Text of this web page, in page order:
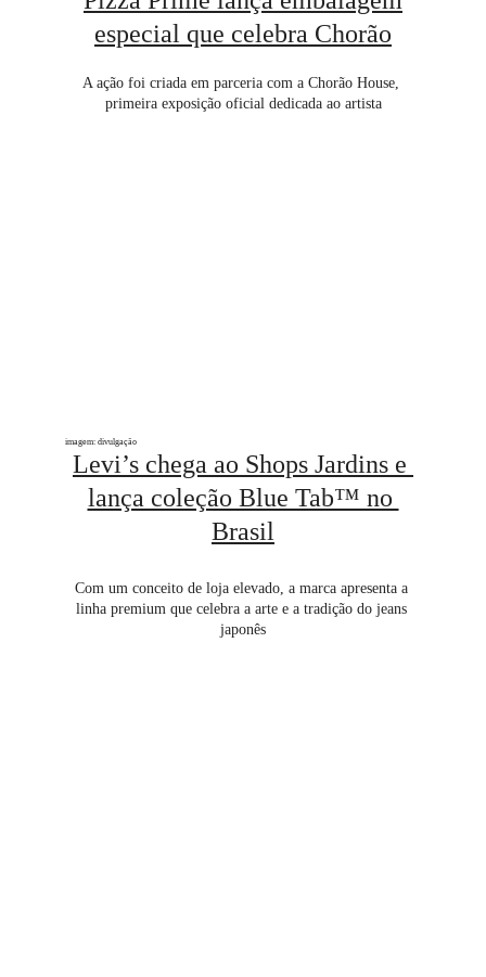
especial que celebra Chorão
Levi’s chega ao Shops Jardins e
lança coleção Blue Tab™ no
Brasil
A ação foi criada em parceria com a Chorão House,
primeira exposição oficial dedicada ao artista
Com um conceito de loja elevado, a marca apresenta a
linha premium que celebra a arte e a tradição do jeans
japonês
imagem: divulgação